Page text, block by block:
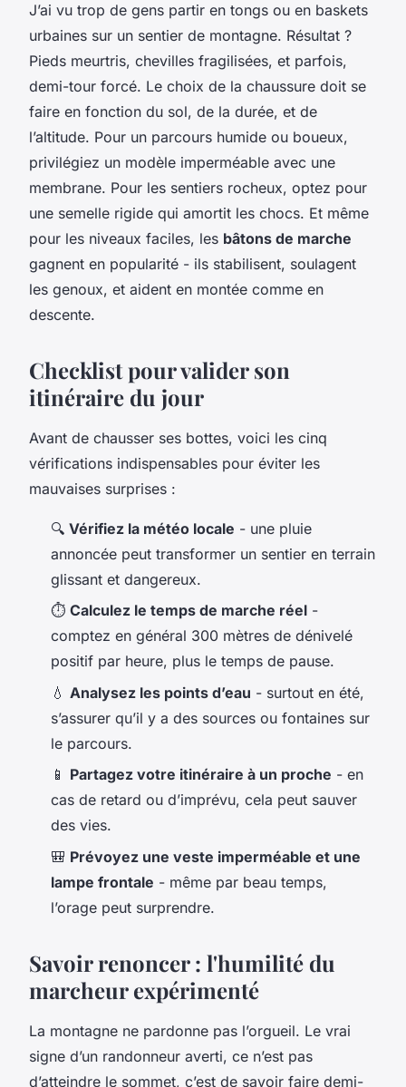
J’ai vu trop de gens partir en tongs ou en baskets
urbaines sur un sentier de montagne. Résultat ?
Pieds meurtris, chevilles fragilisées, et parfois,
demi-tour forcé. Le choix de la chaussure doit se
faire en fonction du sol, de la durée, et de
l’altitude. Pour un parcours humide ou boueux,
privilégiez un modèle imperméable avec une
membrane. Pour les sentiers rocheux, optez pour
une semelle rigide qui amortit les chocs. Et même
pour les niveaux faciles, les bâtons de marche
gagnent en popularité - ils stabilisent, soulagent
les genoux, et aident en montée comme en
descente.
Checklist pour valider son
itinéraire du jour
Avant de chausser ses bottes, voici les cinq
vérifications indispensables pour éviter les
mauvaises surprises :
🔍 Vérifiez la météo locale - une pluie
annoncée peut transformer un sentier en terrain
glissant et dangereux.
⏱️ Calculez le temps de marche réel -
comptez en général 300 mètres de dénivelé
positif par heure, plus le temps de pause.
💧 Analysez les points d’eau - surtout en été,
s’assurer qu’il y a des sources ou fontaines sur
le parcours.
📱 Partagez votre itinéraire à un proche - en
cas de retard ou d’imprévu, cela peut sauver
des vies.
🎒 Prévoyez une veste imperméable et une
lampe frontale - même par beau temps,
l’orage peut surprendre.
Savoir renoncer : l'humilité du
marcheur expérimenté
La montagne ne pardonne pas l’orgueil. Le vrai
signe d’un randonneur averti, ce n’est pas
d’atteindre le sommet, c’est de savoir faire demi-